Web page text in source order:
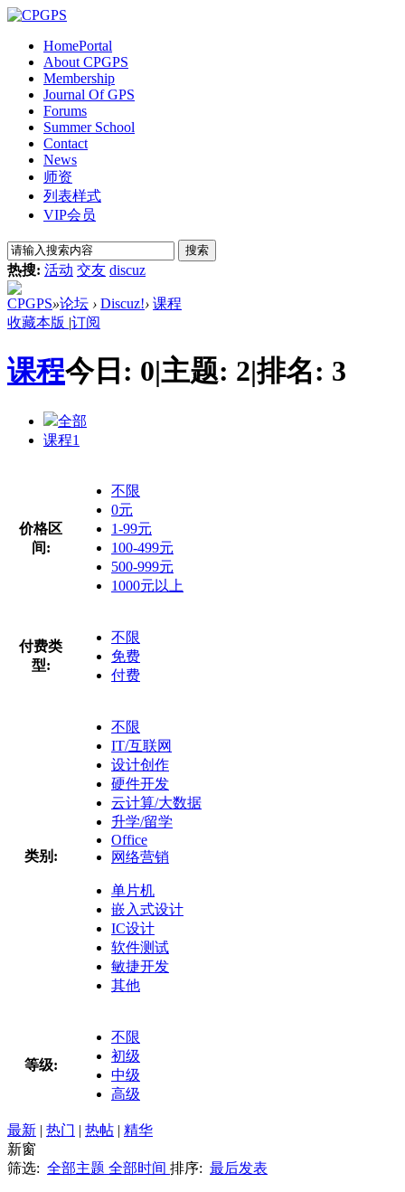
HomePortal
About CPGPS
Membership
Journal Of GPS
Forums
Summer School
Contact
News
师资
列表样式
VIP会员
搜索
热搜: 活动 交友 discuz
CPGPS»论坛 › Discuz!› 课程
收藏本版 |订阅
课程今日: 0|主题: 2|排名: 3
全部
课程1
价格区
间:
不限
0元
1-99元
100-499元
500-999元
1000元以上
付费类
型:
不限
免费
付费
类别:
不限
IT/互联网
设计创作
硬件开发
云计算/大数据
升学/留学
Office
网络营销
单片机
嵌入式设计
IC设计
软件测试
敏捷开发
其他
等级:
不限
初级
中级
高级
最新 | 热门 | 热帖 | 精华
新窗
筛选: 全部主题 全部时间 排序: 最后发表